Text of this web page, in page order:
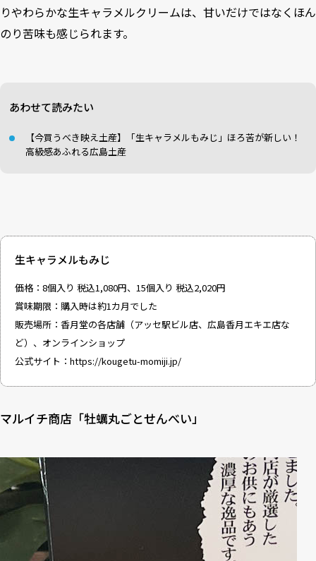
りやわらかな生キャラメルクリームは、甘いだけではなくほん
のり苦味も感じられます。
あわせて読みたい
【今買うべき映え土産】「生キャラメルもみじ」ほろ苦が新しい！
高級感あふれる広島土産
生キャラメルもみじ
価格：8個入り 税込1,080円、15個入り 税込2,020円
賞味期限：購入時は約1カ月でした
販売場所：香月堂の各店舗（アッセ駅ビル店、広島香月エキエ店な
ど）、オンラインショップ
公式サイト： https://kougetu-momiji.jp/
マルイチ商店「牡蠣丸ごとせんべい」